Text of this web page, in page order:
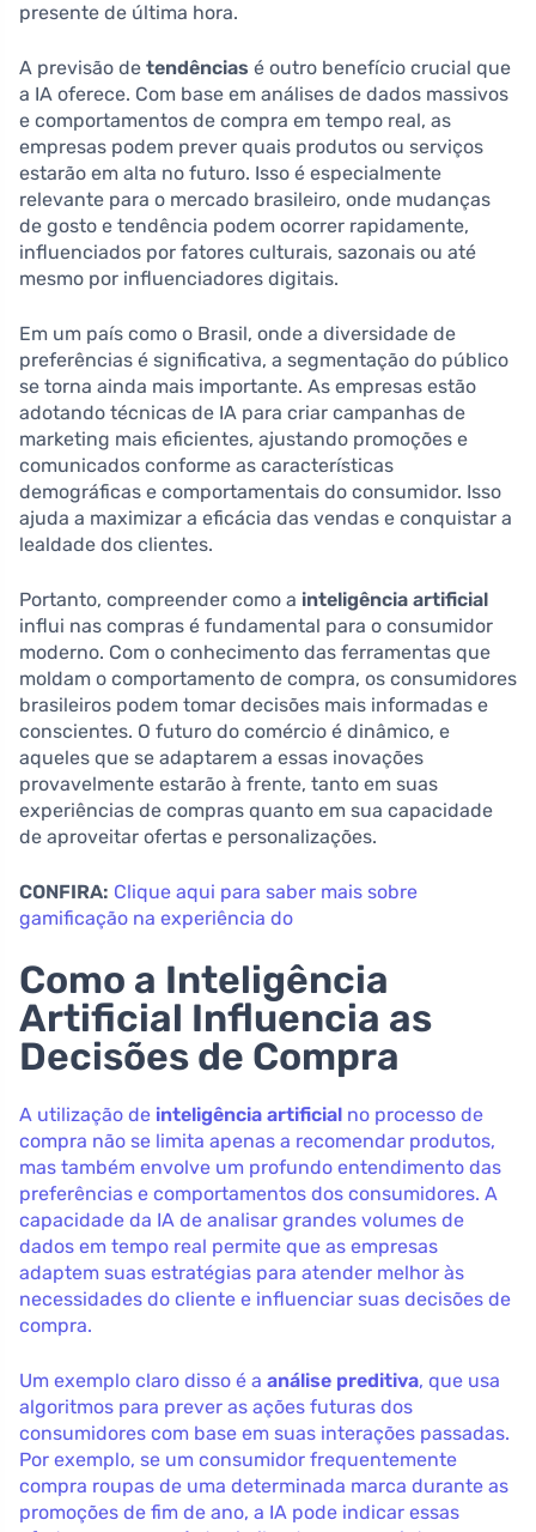
presente de última hora.
A previsão de tendências é outro benefício crucial que
a IA oferece. Com base em análises de dados massivos
e comportamentos de compra em tempo real, as
empresas podem prever quais produtos ou serviços
estarão em alta no futuro. Isso é especialmente
relevante para o mercado brasileiro, onde mudanças
de gosto e tendência podem ocorrer rapidamente,
influenciados por fatores culturais, sazonais ou até
mesmo por influenciadores digitais.
Em um país como o Brasil, onde a diversidade de
preferências é significativa, a segmentação do público
se torna ainda mais importante. As empresas estão
adotando técnicas de IA para criar campanhas de
marketing mais eficientes, ajustando promoções e
comunicados conforme as características
demográficas e comportamentais do consumidor. Isso
ajuda a maximizar a eficácia das vendas e conquistar a
lealdade dos clientes.
Portanto, compreender como a inteligência artificial
influi nas compras é fundamental para o consumidor
moderno. Com o conhecimento das ferramentas que
moldam o comportamento de compra, os consumidores
brasileiros podem tomar decisões mais informadas e
conscientes. O futuro do comércio é dinâmico, e
aqueles que se adaptarem a essas inovações
provavelmente estarão à frente, tanto em suas
experiências de compras quanto em sua capacidade
de aproveitar ofertas e personalizações.
CONFIRA: Clique aqui para saber mais sobre
gamificação na experiência do
Como a Inteligência
Artificial Influencia as
Decisões de Compra
A utilização de inteligência artificial no processo de
compra não se limita apenas a recomendar produtos,
mas também envolve um profundo entendimento das
preferências e comportamentos dos consumidores. A
capacidade da IA de analisar grandes volumes de
dados em tempo real permite que as empresas
adaptem suas estratégias para atender melhor às
necessidades do cliente e influenciar suas decisões de
compra.
Um exemplo claro disso é a análise preditiva, que usa
algoritmos para prever as ações futuras dos
consumidores com base em suas interações passadas.
Por exemplo, se um consumidor frequentemente
compra roupas de uma determinada marca durante as
promoções de fim de ano, a IA pode indicar essas